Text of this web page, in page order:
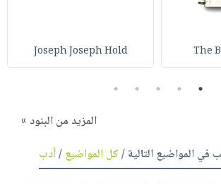
The
Joseph Joseph Hold
1
2
3
4
5
المزيد من البنود »
المواضيع التالية /كل المواضيع/أدب